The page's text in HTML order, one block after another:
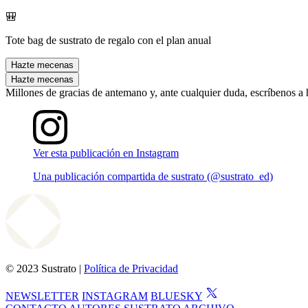
🎒
Tote bag de sustrato de regalo con el plan anual
Hazte mecenas
Hazte mecenas
Millones de gracias de antemano y, ante cualquier duda, escríbenos a
Ver esta publicación en Instagram
Una publicación compartida de sustrato (@sustrato_ed)
© 2023 Sustrato | Política de Privacidad
NEWSLETTER INSTAGRAM BLUESKY